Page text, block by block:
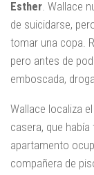
Esther. Wallace
de suicidarse,
tomar una copa.
pero antes de
emboscada,
Wallace localiza
casera, que
apartamento
compañera de